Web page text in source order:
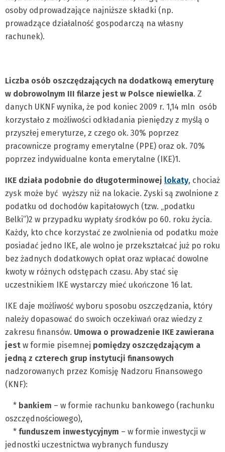
osoby odprowadzające najniższe składki (np.
prowadzące działalność gospodarczą na własny
rachunek).
Liczba osób oszczędzających na dodatkową emeryturę
w dobrowolnym III filarze jest w Polsce niewielka. Z
danych UKNF wynika, że pod koniec 2009 r. 1,14 mln osób
korzystało z możliwości odkładania pieniędzy z myślą o
przyszłej emeryturze, z czego ok. 30% poprzez
pracownicze programy emerytalne (PPE) oraz ok. 70%
poprzez indywidualne konta emerytalne (IKE)1.
IKE działa podobnie do długoterminowej lokaty, chociaż
zysk może być wyższy niż na lokacie. Zyski są zwolnione z
podatku od dochodów kapitałowych (tzw. „podatku
Belki”)2 w przypadku wypłaty środków po 60. roku życia.
Każdy, kto chce korzystać ze zwolnienia od podatku może
posiadać jedno IKE, ale wolno je przekształcać już po roku
bez żadnych dodatkowych opłat oraz wpłacać dowolne
kwoty w różnych odstępach czasu. Aby stać się
uczestnikiem IKE wystarczy mieć ukończone 16 lat.
IKE daje możliwość wyboru sposobu oszczędzania, który
należy dopasować do swoich oczekiwań oraz wiedzy z
zakresu finansów. Umowa o prowadzenie IKE zawierana
jest w formie pisemnej pomiędzy oszczędzającym a
jedną z czterech grup instytucji finansowych
nadzorowanych przez Komisję Nadzoru Finansowego
(KNF):
* bankiem – w formie rachunku bankowego (rachunku
oszczędnościowego),
* funduszem inwestycyjnym – w formie inwestycji w
jednostki uczestnictwa wybranych funduszy